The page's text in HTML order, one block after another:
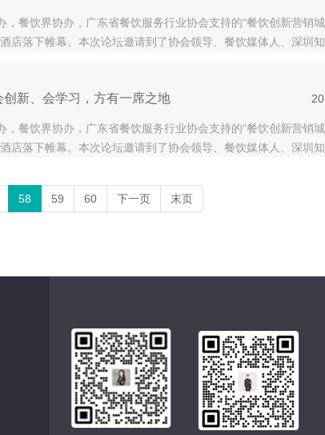
餐饮界协办，广东省餐饮服务行业协会支持的“餐饮创新营销城
店落下帷幕。本次论坛邀请到了协会领导、餐饮媒体人、深圳
新、会学习，方有一席之地
餐饮界协办，广东省餐饮服务行业协会支持的“餐饮创新营销城
店落下帷幕。本次论坛邀请到了协会领导、餐饮媒体人、深圳
58 59 60 下一页 末页